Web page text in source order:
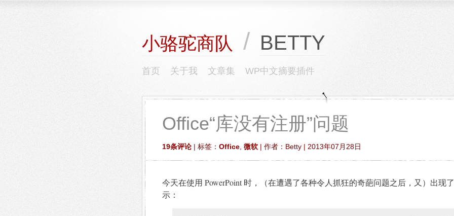
小骆驼商队 / BETTY
首页 关于我 文章集 WP中文摘要插件
Office“库没有注册”问题
19条评论| 标签： Office, 微软| 作者：Betty | 2013年07月28日
今天在使用 PowerPoint 时，（在遭遇了各种令人抓狂的奇葩问题之后，又）出现
示：